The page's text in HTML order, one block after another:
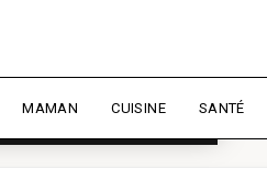
l'audience.
MAMAN CUISINE SANTÉ